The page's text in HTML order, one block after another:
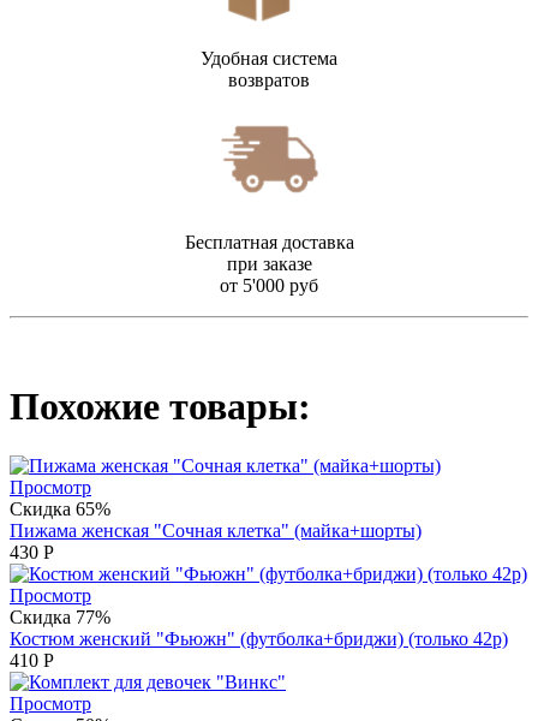
Удобная система
возвратов
Бесплатная доставка
при заказе
от 5'000 руб
Похожие товары:
Просмотр
Скидка 65%
Пижама женская "Сочная клетка" (майка+шорты)
430 Р
Просмотр
Скидка 77%
Костюм женский "Фьюжн" (футболка+бриджи) (только 42р)
410 Р
Просмотр